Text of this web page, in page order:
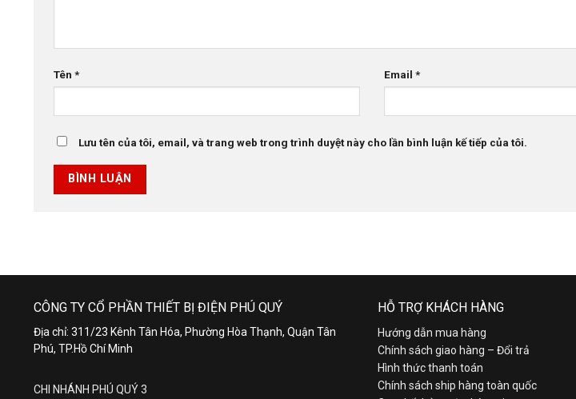
Tên * Email*
Lưu tên của tôi, email, và trang web trong trình duyệt này cho lần bình luận kế tiếp của tôi.
CÔNG TY CỔ PHẦN THIẾT BỊ ĐIỆN PHÚ QUÝ
Địa chỉ: 311/23 Kênh Tân Hóa, Phường Hòa Thạnh, Quận Tân
Phú, TP.Hồ Chí Minh
CHI NHÁNH PHÚ QUÝ 3
HỖ TRỢ KHÁCH HÀNG
Hướng dẫn mua hàng
Chính sách giao hàng – Đổi trả
Hình thức thanh toán
Chính sách ship hàng toàn quốc